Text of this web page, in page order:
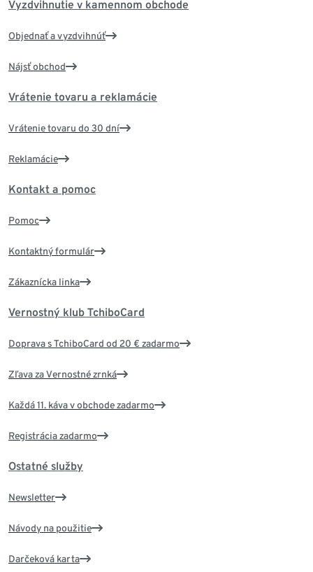
Vyzdvihnutie v kamennom obchode
Objednať a vyzdvihnúť
Nájsť obchod
Vrátenie tovaru a reklamácie
Vrátenie tovaru do 30 dní
Reklamácie
Kontakt a pomoc
Pomoc
Kontaktný formulár
Zákaznícka linka
Vernostný klub TchiboCard
Doprava s TchiboCard od 20 € zadarmo
Zľava za Vernostné zrnká
Každá 11. káva v obchode zadarmo
Registrácia zadarmo
Ostatné služby
Newsletter
Návody na použitie
Darčeková karta